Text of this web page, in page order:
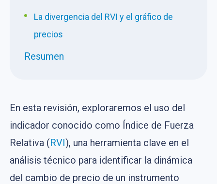
La divergencia del RVI y el gráfico de
precios
Resumen
En esta revisión, exploraremos el uso del
indicador conocido como Índice de Fuerza
Relativa (RVI), una herramienta clave en el
análisis técnico para identificar la dinámica
del cambio de precio de un instrumento